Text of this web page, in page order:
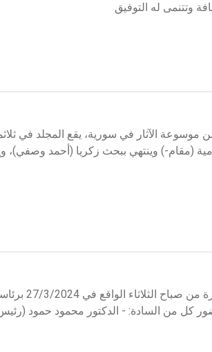
وتتنمى له التوفيق
موسوعة الآثار في سورية، يقع المجلد في
(مقام-) وينتهي ببحث زكريا (أحمد وصفي)،
عقد مجلس إدارة هيئة الموسوعة العربية
كل من السادة: - الدكتور محمود حمود